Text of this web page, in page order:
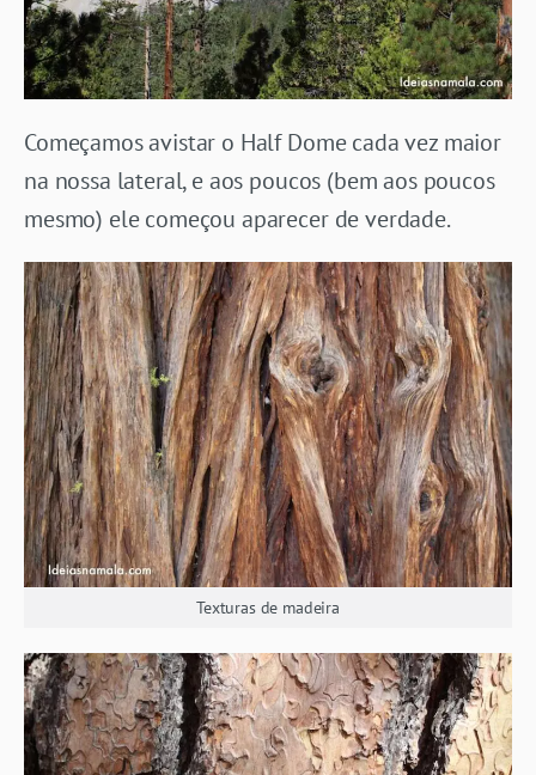
Começamos avistar o Half Dome cada vez maior
na nossa lateral, e aos poucos (bem aos poucos
mesmo) ele começou aparecer de verdade.
Texturas de madeira